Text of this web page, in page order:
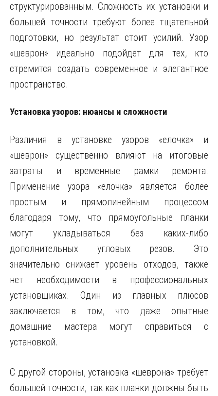
структурированным. Сложность их установки и
большей точности требуют более тщательной
подготовки, но результат стоит усилий. Узор
«шеврон» идеально подойдет для тех, кто
стремится создать современное и элегантное
пространство.
Установка узоров: нюансы и сложности
Различия в установке узоров «елочка» и
«шеврон» существенно влияют на итоговые
затраты и временные рамки ремонта.
Применение узора «елочка» является более
простым и прямолинейным процессом
благодаря тому, что прямоугольные планки
могут укладываться без каких-либо
дополнительных угловых резов. Это
значительно снижает уровень отходов, также
нет необходимости в профессиональных
установщиках. Один из главных плюсов
заключается в том, что даже опытные
домашние мастера могут справиться с
установкой.
С другой стороны, установка «шеврона» требует
большей точности, так как планки должны быть